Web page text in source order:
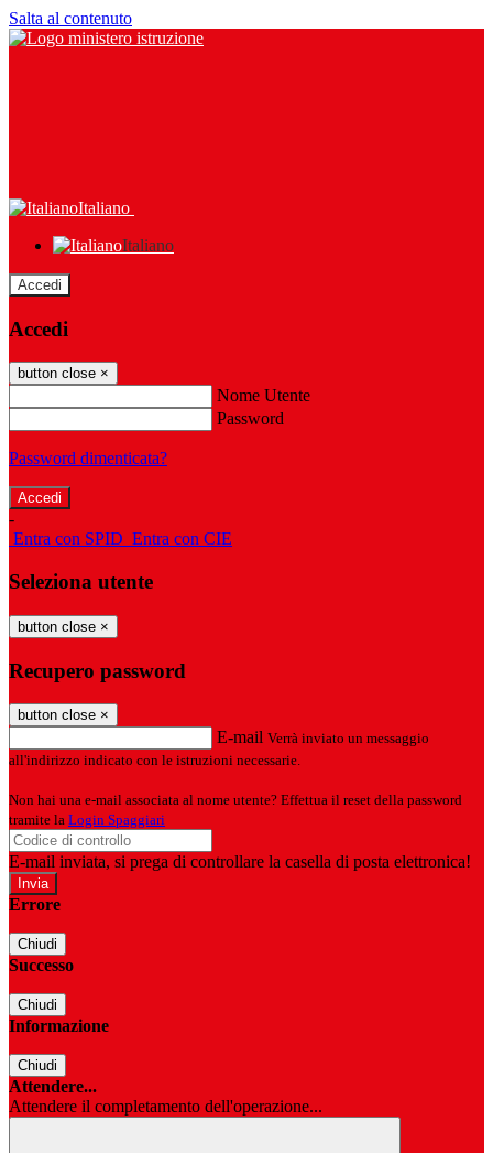
Salta al contenuto
Italiano
Italiano
Accedi
Accedi
button close ×
Nome Utente
Password
Password dimenticata?
-
Entra con SPID Entra con CIE
Seleziona utente
button close ×
Recupero password
button close ×
E-mail Verrà inviato un messaggio
all'indirizzo indicato con le istruzioni necessarie.
Non hai una e-mail associata al nome utente? Effettua il reset della password
tramite la Login Spaggiari
E-mail inviata, si prega di controllare la casella di posta elettronica!
Errore
Chiudi
Successo
Chiudi
Informazione
Chiudi
Attendere...
Attendere il completamento dell'operazione...